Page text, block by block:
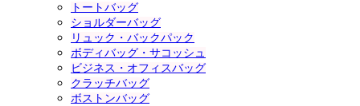
トートバッグ
ショルダーバッグ
リュック・バックパック
ボディバッグ・サコッシュ
ビジネス・オフィスバッグ
クラッチバッグ
ボストンバッグ